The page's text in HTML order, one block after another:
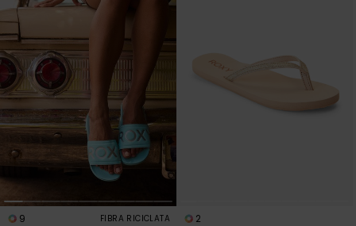
9 FIBRA RICICLATA
2